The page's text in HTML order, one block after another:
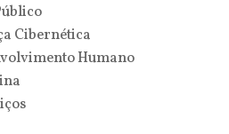
Cibernética
Humano